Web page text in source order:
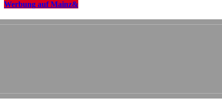
Werbung auf Mainz&